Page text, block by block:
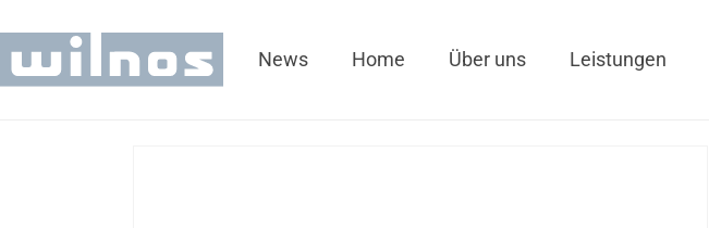
News Home Über uns Leistungen